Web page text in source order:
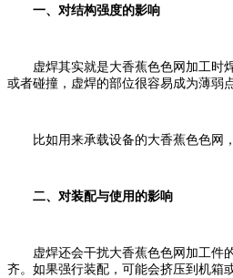
一、对结构强度的影响
虚焊其实就是大香蕉色色网加工时焊
或者碰撞，虚焊的部位很容易成为薄弱
比如用来承载设备的大香蕉色色网，
二、对装配与使用的影响
虚焊还会干扰大香蕉色色网加工件的
齐。如果强行装配，可能会挤压到机箱